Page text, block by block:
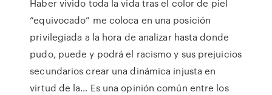
Haber vivido toda la vida tras el color de piel
“equivocado” me coloca en una posición
privilegiada a la hora de analizar hasta donde
pudo, puede y podrá el racismo y sus prejuicios
secundarios crear una dinámica injusta en
virtud de la… Es una opinión común entre los